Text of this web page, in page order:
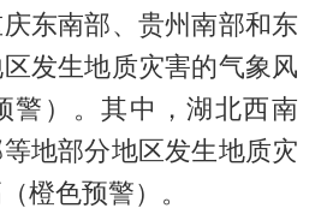
东南部、贵州南部和东
发生地质灾害的气象风
警）。其中，湖北西南
地部分地区发生地质灾
橙色预警）。